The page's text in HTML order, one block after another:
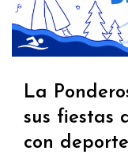
La
sus fiestas
con